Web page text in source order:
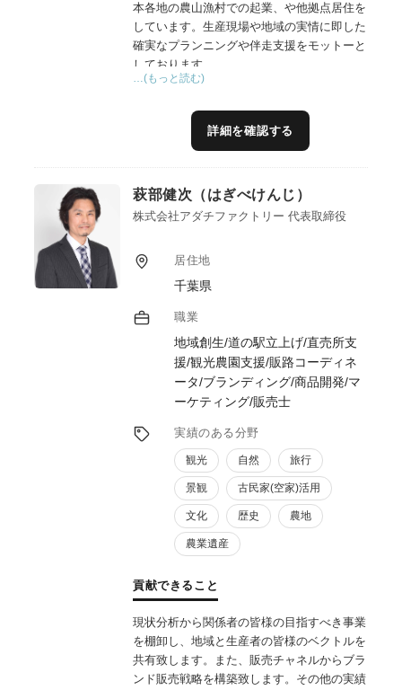
本各地の農山漁村での起業、や他拠点居住を
しています。生産現場や地域の実情に即した
確実なプランニングや伴走支援をモットーと
しております。
…(もっと読む)
詳細を確認する
萩部健次（はぎべけんじ）
株式会社アダチファクトリー 代表取締役
居住地
千葉県
職業
地域創生/道の駅立上げ/直売所支
援/観光農園支援/販路コーディネ
ータ/ブランディング/商品開発/マ
ーケティング/販売士
実績のある分野
観光 自然 旅行
景観 古民家(空家)活用
文化 歴史 農地
農業遺産
貢献できること
現状分析から関係者の皆様の目指すべき事業
を棚卸し、地域と生産者の皆様のベクトルを
共有致します。また、販売チャネルからブラ
ンド販売戦略を構築致します。その他の実績